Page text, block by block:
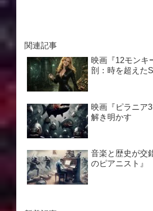
関連記事
映画『12モンキ
剖：時を超えた
映画『ピラニア
解き明かす
音楽と歴史が交
のピアニスト』